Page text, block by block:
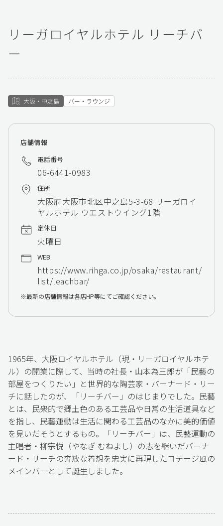
リーガロイヤルホテル リーチバ
ー
大阪・中之島 バー・ラウンジ
店舗情報
電話番号
06-6441-0983
住所
大阪府大阪市北区中之島5-3-68 リーガロイ
ヤルホテル ウエストウイング1階
定休日
火曜日
WEB
https://www.rihga.co.jp/osaka/restaurant/
list/leachbar/
最新の店舗情報は各店HP等にてご確認ください。
1965年、大阪ロイヤルホテル（現・リーガロイヤルホテ
ル）の開業に際して、当時の社長・山本為三郎が「民藝の
部屋をつくりたい」と世界的な陶芸家・バーナード・リー
チに話したのが、「リーチバー」のはじまりでした。民藝
とは、民衆的で郷土色のある工芸品や日常の生活道具など
を指し、民藝運動は生活に関わる工芸品のなかに美的価値
を見いだそうとするもの。「リーチバー」は、民藝運動の
主唱者・柳宗悦（やなぎ むねよし）の志を継いだバーナ
ード・リーチの奔放な着想を忠実に再現したコテージ風の
メインバーとして誕生しました。